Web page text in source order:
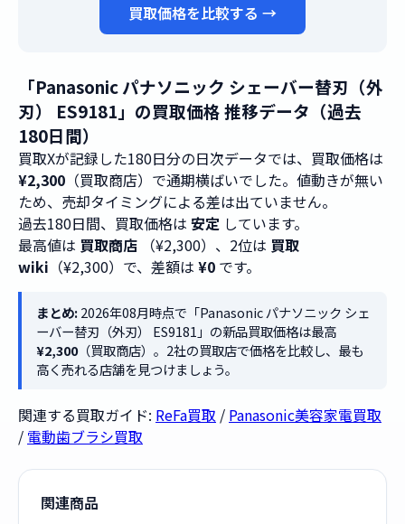
買取価格を比較する →
「Panasonic パナソニック シェーバー替刃（外
刃） ES9181」の買取価格 推移データ（過去
180日間）
買取Xが記録した180日分の日次データでは、買取価格は
¥2,300 （買取商店）で通期横ばいでした。値動きが無い
ため、売却タイミングによる差は出ていません。
過去180日間、買取価格は 安定 しています。
最高値は 買取商店 （¥2,300）、2位は 買取
wiki （¥2,300）で、差額は ¥0 です。
まとめ:2026年08月時点で「Panasonic パナソニック シェ
ーバー替刃（外刃） ES9181」の新品買取価格は最高
¥2,300（買取商店）。2社の買取店で価格を比較し、最も
高く売れる店舗を見つけましょう。
関連する買取ガイド: ReFa買取 / Panasonic美容家電買取
/ 電動歯ブラシ買取
関連商品